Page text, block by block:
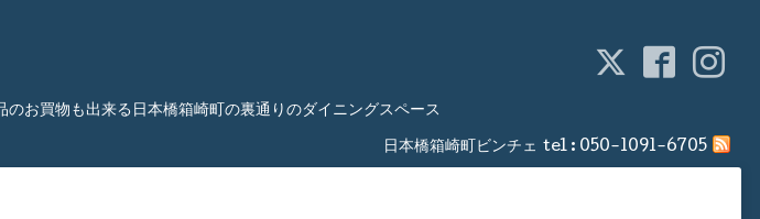
お買物も出来る日本橋箱崎町の裏通りのダイニングスペース
日本橋箱崎町ビンチェ tel : 050-1091-6705